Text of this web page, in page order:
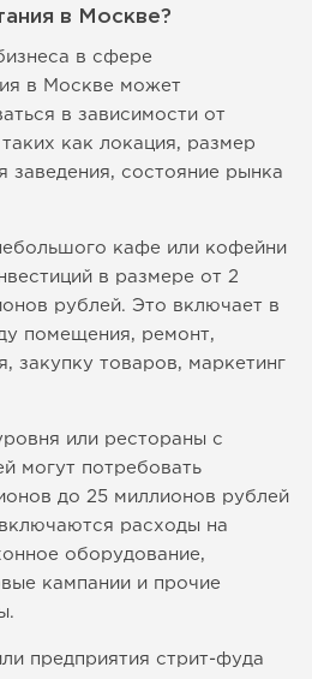
в Москве?
в сфере
в Москве может
в зависимости от
как локация, размер
заведения, состояние рынка
кафе или кофейни
в размере от 2
рублей. Это включает в
помещения, ремонт,
закупку товаров, маркетинг
или рестораны с
могут потребовать
до 25 миллионов рублей
расходы на
оборудование,
кампании и прочие
предприятия стрит-фуда